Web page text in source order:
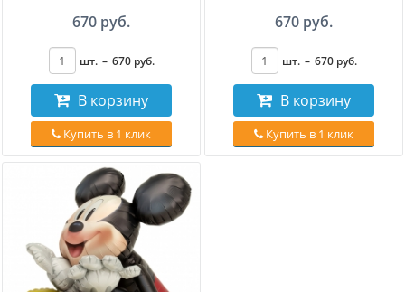
670 руб.
шт. – 670 руб.
В корзину
Купить в 1 клик
670 руб.
шт. – 670 руб.
В корзину
Купить в 1 клик